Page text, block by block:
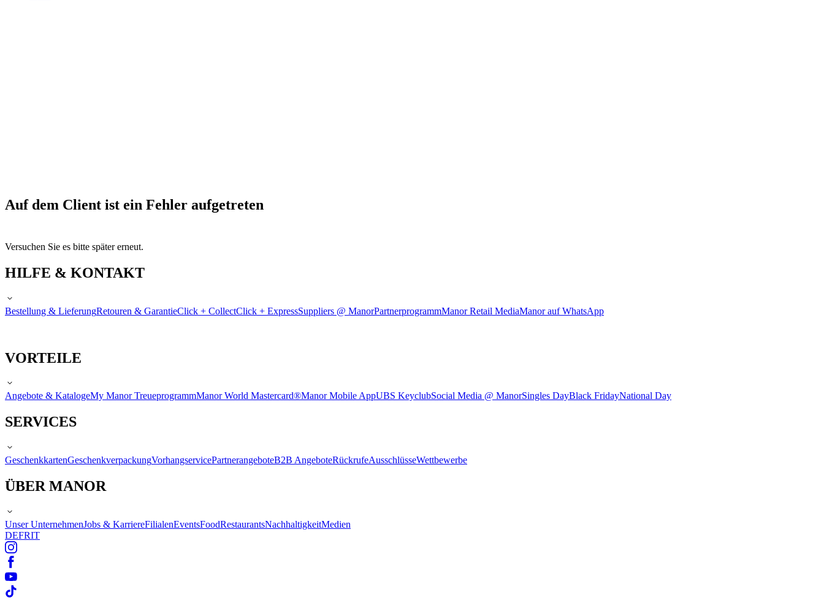
Auf dem Client ist ein Fehler aufgetreten
Versuchen Sie es bitte später erneut.
HILFE & KONTAKT
Bestellung & LieferungRetouren & GarantieClick + CollectClick + ExpressSuppliers @ ManorPartnerprogrammManor Retail MediaManor auf WhatsApp
VORTEILE
Angebote & KatalogeMy Manor TreueprogrammManor World Mastercard®Manor Mobile AppUBS KeyclubSocial Media @ ManorSingles DayBlack FridayNational Day
SERVICES
GeschenkkartenGeschenkverpackungVorhangservicePartnerangeboteB2B AngeboteRückrufeAusschlüsseWettbewerbe
ÜBER MANOR
Unser UnternehmenJobs & KarriereFilialenEventsFoodRestaurantsNachhaltigkeitMedien
DEFRIT